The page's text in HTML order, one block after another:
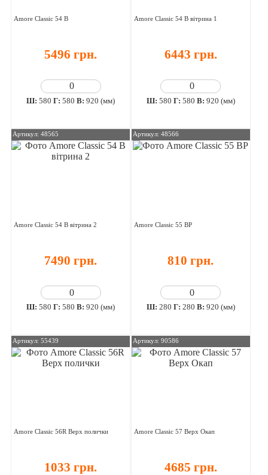
Amore Classic 54 В
5496 грн.
Ш:580 Г:580 В:920 (мм)
Amore Classic 54 В вітрина 1
6443 грн.
Ш: 580 Г: 580 В: 920 (мм)
Артикул: 48565
Amore Classic 54 В вітрина 2
7490 грн.
Ш:580 Г:580 В:920 (мм)
Артикул: 48566
Amore Classic 55 ВР
810 грн.
Ш: 280 Г: 280 В: 920 (мм)
Артикул: 55439
Amore Classic 56R Верх полички
1033 грн.
Артикул: 90586
Amore Classic 57 Верх Окап
4685 грн.